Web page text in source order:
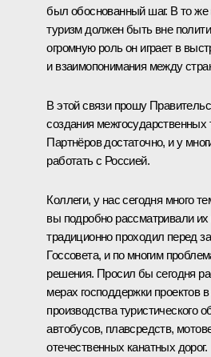
был обоснованный шаг. В то
туризм должен быть вне
огромную роль он играет в
и взаимопонимания между
В этой связи прошу
создания межгосударственных
Партнёров достаточно, и у
работать с Россией.
Коллеги, у нас сегодня много
вы подробно рассматривали
традиционно проходил перед
Госсовета, и по многим
решения. Просил бы сегодня
мерах господдержки проектов
производства туристического
автобусов, плавсредств,
отечественных канатных дорог.